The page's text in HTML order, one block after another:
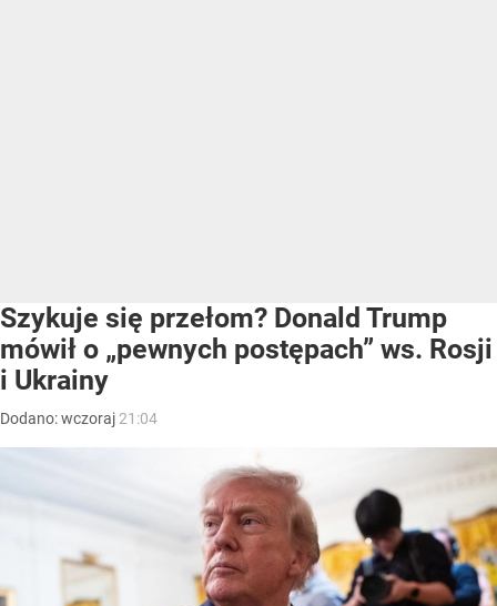
Szykuje się przełom? Donald Trump
mówił o „pewnych postępach” ws. Rosji
i Ukrainy
Dodano:wczoraj 21:04